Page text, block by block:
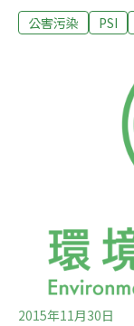
據來看，超標天
40、50微克，同
年10月30日與12
日的PM10小時
不良」；但在12
但新制AQI卻僅
退，無法呈現污
PM10指的是直
若吸入體內，將
公害污染 PSI
2015年11月30日